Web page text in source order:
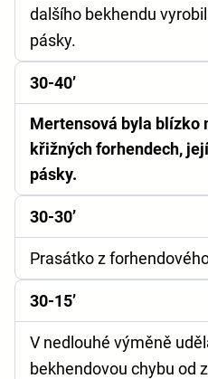
dalšího bekhendu
pásky.
30-40’
Mertensová byla blízko
křižných forhendech,
pásky.
30-30’
Prasátko z
30-15’
V nedlouhé výměně
bekhendovou chybu od